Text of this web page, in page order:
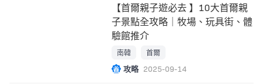
【首爾親子遊必去 】10大首爾親
子景點全攻略｜牧場、玩具街、體
驗館推介
南韓 首爾
攻略 2025-09-14